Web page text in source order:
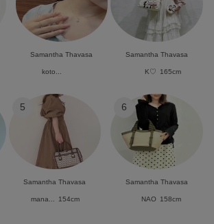
Samantha Thavasa
koto...
Samantha Thavasa
K♡ 165cm
5
Samantha Thavasa
mana... 154cm
6
Samantha Thavasa
NAO 158cm